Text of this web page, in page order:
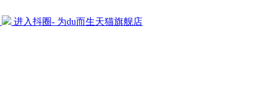
进入抖圈- 为du而生天猫旗舰店